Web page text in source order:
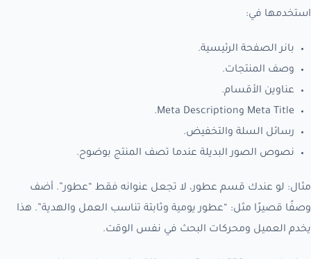
استخدمها في:
بانر الصفحة الرئيسية.
وصف المنتجات.
عناوين الأقسام.
Meta Title وMeta Description.
رسائل السلة والتخفيض.
نصوص الصور البديلة عندما تصف المنتج بوضوح.
مثال: لو عندك قسم عطور، لا تجعل عنوانه فقط “عطور”. أضف
وصفًا قصيرًا مثل: “عطور يومية وثابتة تناسب العمل والهدية”. هذا
يخدم العميل ومحركات البحث في نفس الوقت.